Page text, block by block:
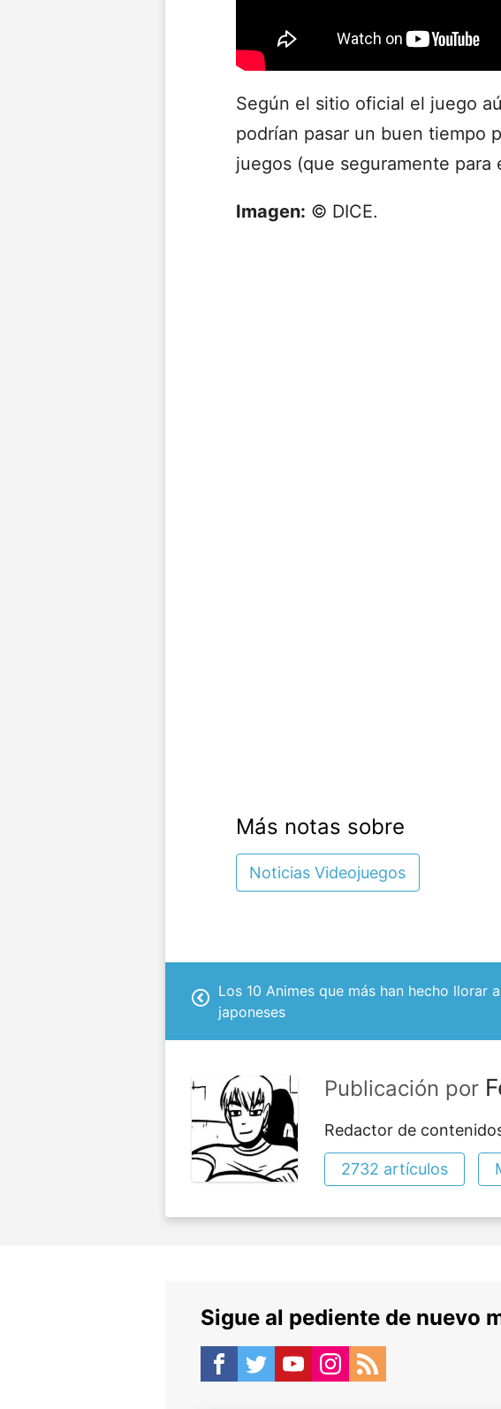
Según el sitio oficial el juego
podrían pasar un buen tiempo
juegos (que seguramente
Imagen: © DICE.
Más notas sobre
Noticias Videojuegos
Los 10 Animes que más han hecho llorar
japoneses
Publicación por
Redactor de
2732 artículos
Sigue al pediente de nuevo